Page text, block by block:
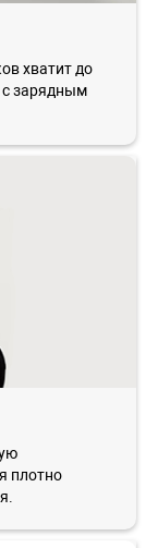
хватит до
с зарядным
плотно